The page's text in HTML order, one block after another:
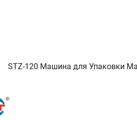
STZ-120 Машина для Упаковки